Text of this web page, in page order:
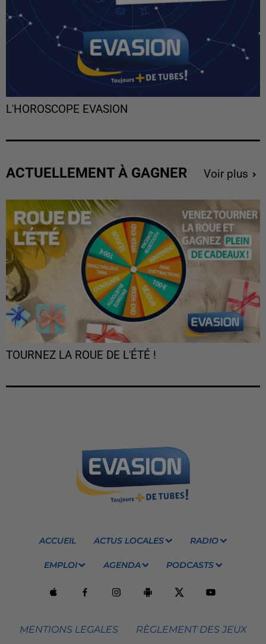
L'HOROSCOPE EVASION
ACTUELLEMENT À GAGNER Voir plus
TOURNEZ LA ROUE DE L'ÉTÉ !
ACCUEIL ACTUS LOCALES RADIO
EMPLOI AGENDA PODCASTS
MENTIONS LEGALES RÈGLEMENT DES JEUX